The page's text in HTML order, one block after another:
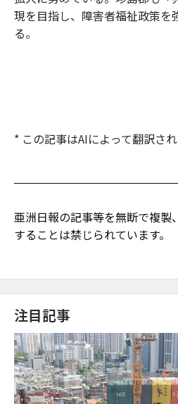
現を目指し、障害者福祉政策を
る。
* この記事はAIによって翻訳され
亜洲日報の記事等を無断で複製
することは禁じられています。
注目記事